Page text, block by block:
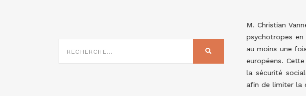
M. Christian
psychotropes en
au moins une
européens.
la sécurité
afin de limiter la
SUR
RECHERCHER